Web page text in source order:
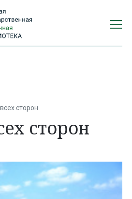
сторон
сторон